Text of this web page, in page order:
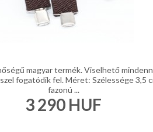
magyar termék. Viselhető
fogatódik fel. Méret: Szélessége 3,5
fazonú ...
3 290 HUF